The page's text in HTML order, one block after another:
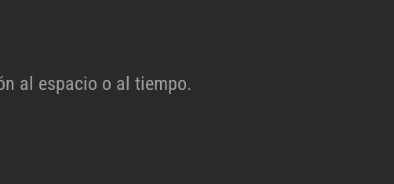
al espacio o al tiempo.